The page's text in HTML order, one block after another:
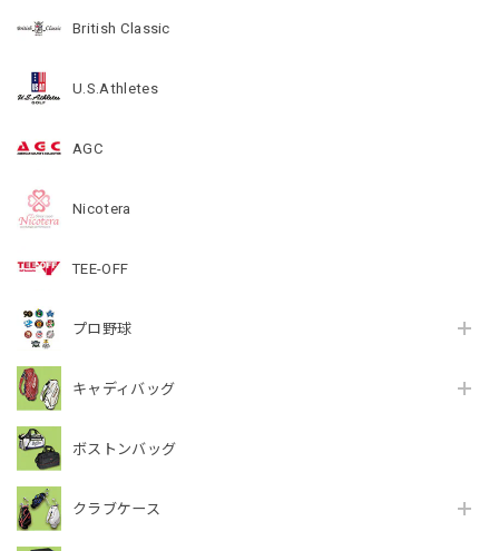
British Classic
U.S.Athletes
AGC
Nicotera
TEE-OFF
プロ野球
キャディバッグ
ボストンバッグ
クラブケース